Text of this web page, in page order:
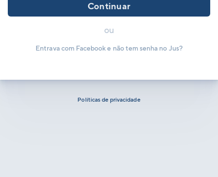
Continuar
ou
Entrava com Facebook e não tem senha no Jus?
Políticas de privacidade